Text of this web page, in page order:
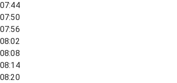
07:44
07:50
07:56
08:02
08:08
08:14
08:20